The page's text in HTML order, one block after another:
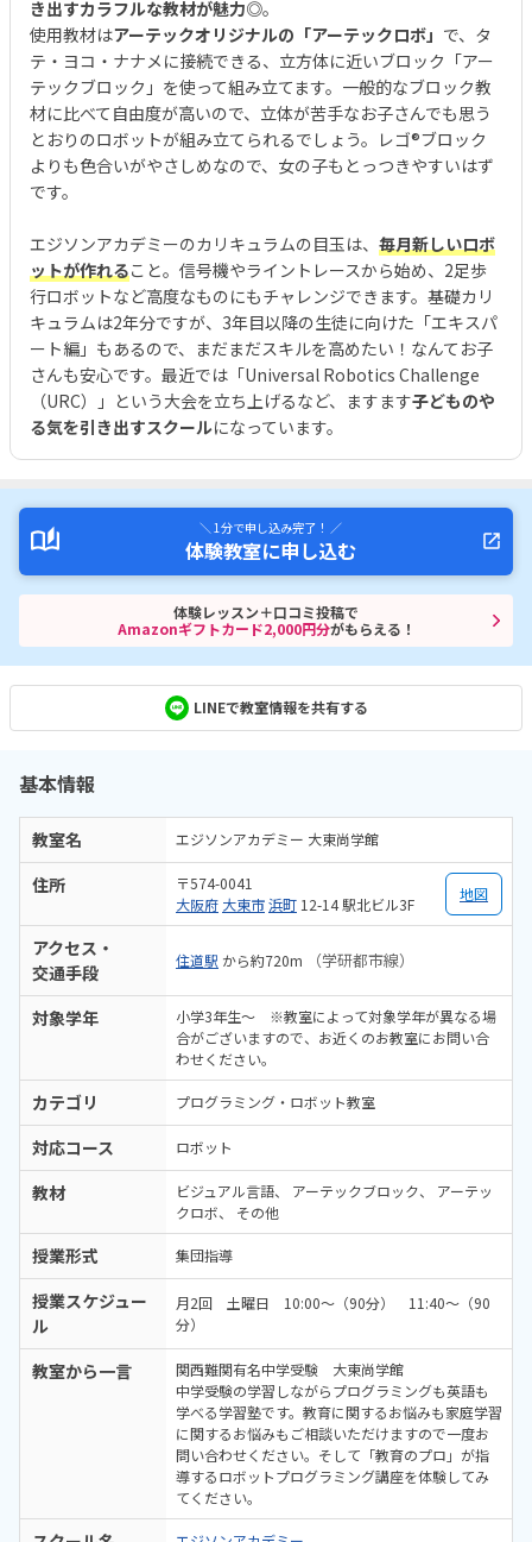
き出すカラフルな教材が魅力◎。
使用教材はアーテックオリジナルの「アーテックロボ」 で、タ
テ・ヨコ・ナナメに接続できる、立方体に近いブロック「アー
テックブロック」を使って組み立てます。一般的なブロック教
材に比べて自由度が高いので、立体が苦手なお子さんでも思う
とおりのロボットが組み立てられるでしょう。レゴ®︎ブロック
よりも色合いがやさしめなので、女の子もとっつきやすいはず
です。
エジソンアカデミーのカリキュラムの目玉は、 毎月新しいロボ
ットが作れること。信号機やライントレースから始め、2足歩
行ロボットなど高度なものにもチャレンジできます。基礎カリ
キュラムは2年分ですが、3年目以降の生徒に向けた「エキスパ
ート編」もあるので、まだまだスキルを高めたい！なんてお子
さんも安心です。最近では「Universal Robotics Challenge
（URC）」という大会を立ち上げるなど、ますます子どものや
る気を引き出すスクールになっています。
＼ 1分で申し込み完了！ ／
体験教室に申し込む
体験レッスン＋口コミ投稿で
Amazonギフトカード2,000円分がもらえる！
LINEで教室情報を共有する
基本情報
教室名 エジソンアカデミー 大東尚学館
住所
〒574-0041
大阪府 大東市浜町 12-14 駅北ビル3F
地図
アクセス・
交通手段
住道駅 から約720m （学研都市線）
対象学年
小学3年生～ ※教室によって対象学年が異なる場
合がございますので、お近くのお教室にお問い合
わせください。
カテゴリ プログラミング・ロボット教室
対応コース ロボット
教材 ビジュアル言語 アーテックブロック
アーテッ
クロボ
その他
授業形式 集団指導
授業スケジュー
ル
月2回 土曜日 10:00～（90分） 11:40～（90
分）
教室から一言
関西難関有名中学受験 大東尚学館
中学受験の学習しながらプログラミングも英語も
学べる学習塾です。教育に関するお悩みも家庭学習
に関するお悩みもご相談いただけますので一度お
問い合わせください。そして「教育のプロ」が指
導するロボットプログラミング講座を体験してみ
てください。